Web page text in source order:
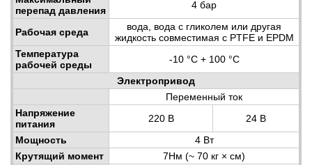
перепад давления
4 бар
Рабочая среда
вода, вода с гликолем или другая
жидкость совместимая с PTFE и EPDM
Температура
рабочей среды
-10 °C + 100 °C
Электропривод
Переменный ток
Напряжение
питания
220 В
24 В
Мощность
4 Вт
Крутящий момент
7Нм (~ 70 кг × см)